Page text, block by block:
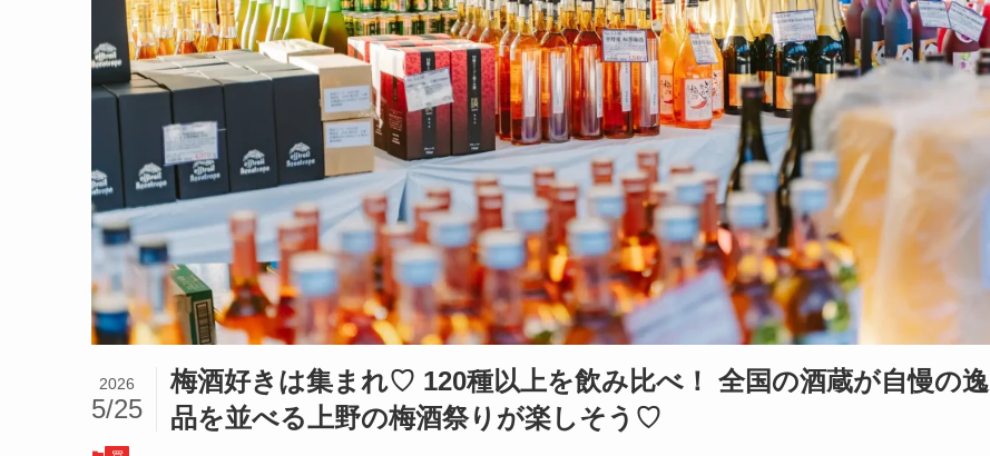
梅酒好きは集まれ♡ 120種以上を飲み比べ！ 全国の酒蔵が自慢の逸
品を並べる上野の梅酒祭りが楽しそう♡
2026
5/25